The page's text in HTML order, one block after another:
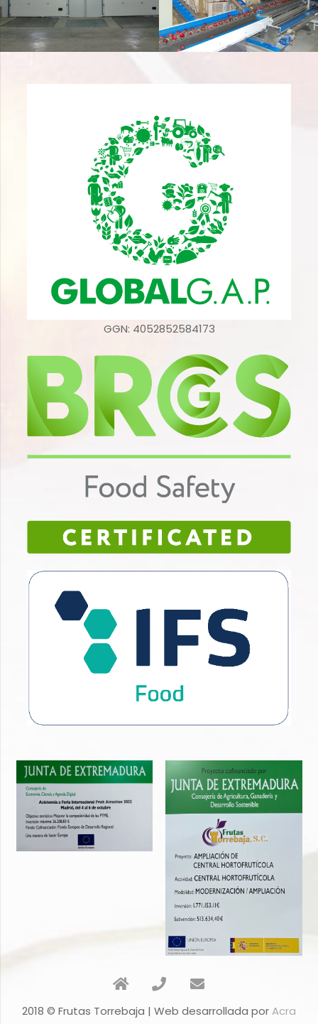
GGN: 4052852584173
2018 © Frutas Torrebaja | Web desarrollada porAcra